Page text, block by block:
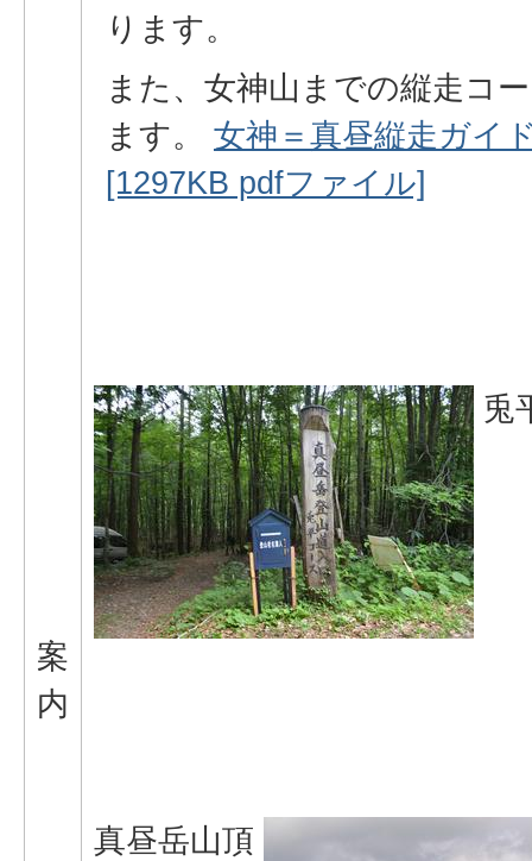
案
内
ります。
また、女神山までの縦走コ
ます。 女神＝真昼縦走ガイ
[1297KB pdfファイル]
兎
真昼岳山頂